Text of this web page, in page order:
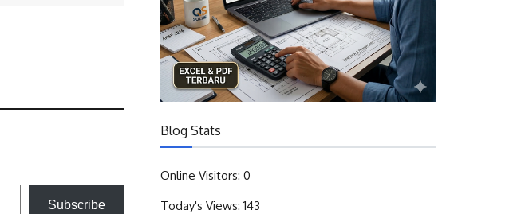
Subscribe
Blog Stats
Online Visitors: 0
Today's Views: 143